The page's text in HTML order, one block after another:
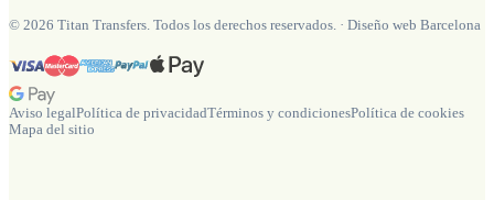
© 2026 Titan Transfers. Todos los derechos reservados. · Diseño web Barcelona
Aviso legalPolítica de privacidadTérminos y condicionesPolítica de cookies
Mapa del sitio